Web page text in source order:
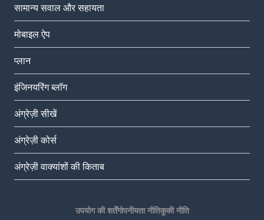
सामान्य सवाल और सहायता
मोबाइल ऐप
प्‍लान
इंजिनयरिंग ब्लॉग
अंग्रेज़ी सीखें
अंग्रेज़ी कोर्स
अंग्रेज़ी वाक्यांशों की किताब
उपयोग की शर्तेंगोपनीयता नीतिकुकी नीति